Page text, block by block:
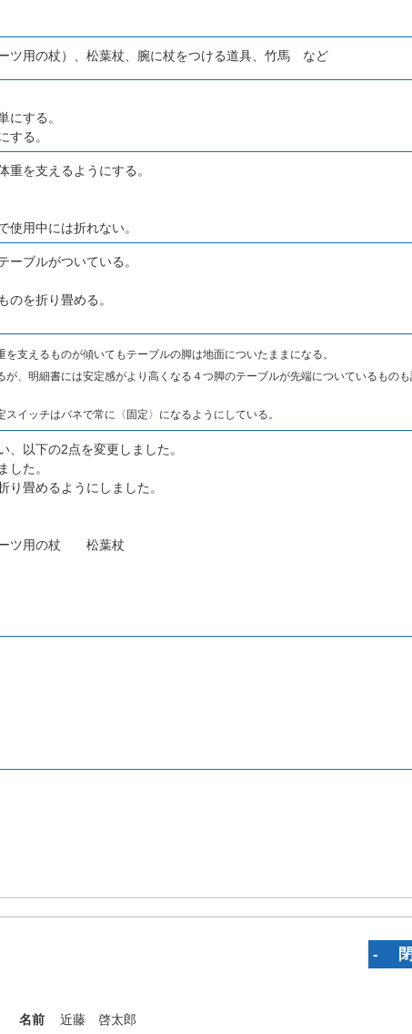
ツ用の杖）、松葉杖、腕に杖をつける道具、竹馬 など
にする。
する。
重を支えるようにする。
用中には折れない。
ーブルがついている。
のを折り畳める。
支えるものが傾いてもテーブルの脚は地面についたままになる。
、明細書には安定感がより高くなる４つ脚のテーブルが先端についているもの
イッチはバネで常に〈固定〉になるようにしている。
以下の2点を変更しました。
した。
り畳めるようにしました。
ーツ用の杖 松葉杖
‐
名前 近藤 啓太郎